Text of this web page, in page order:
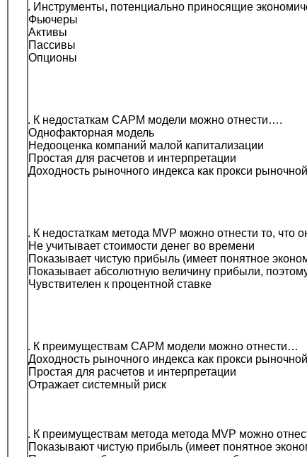
4. Инструменты, потенциально приносящие
• Фьючеры
• Активы
• Пассивы
• Опционы
5. К недостаткам САРМ модели можно отнести….
• Однофакторная модель
• Недооценка компаний малой капитализации
• Простая для расчетов и интерпретации
• Доходность рыночного индекса как прокси
6. К недостаткам метода MVP можно отнести то, что
• Не учитывает стоимости денег во времени
• Показывает чистую прибыль (имеет понятное
• Показывает абсолютную величину прибыли,
• Чувствителен к процентной ставке
7. К преимуществам САРМ модели можно отнести…
• Доходность рыночного индекса как прокси
• Простая для расчетов и интерпретации
• Отражает системный риск
8. К преимуществам метода метода MVP можно
• Показывают чистую прибыль (имеет понятное